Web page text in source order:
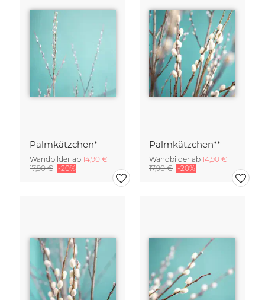
Palmkätzchen*
Wandbilder ab 14,90 €
17,90 € -20%
Palmkätzchen**
Wandbilder ab 14,90 €
17,90 € -20%